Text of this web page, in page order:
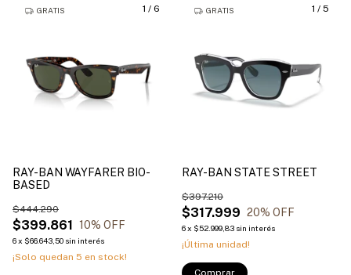
1 / 6
GRATIS
RAY-BAN WAYFARER BIO-
BASED
$399.861
$444.290
10% OFF
6x $66.643,50 sin interés
¡Solo quedan 5 en stock!
1 / 5
GRATIS
RAY-BAN STATE STREET
$317.999
$397.210
20% OFF
6x $52.999,83 sin interés
¡Última unidad!
Comprar